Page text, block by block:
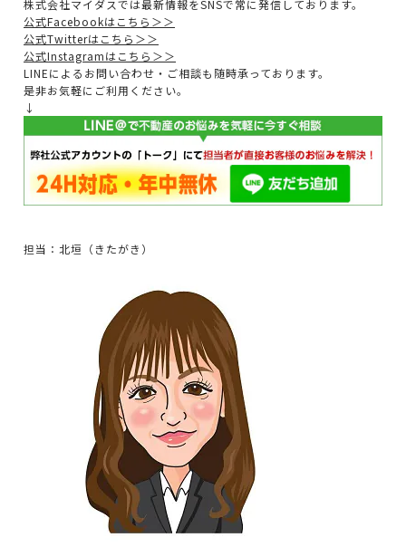
株式会社マイダスでは最新情報をSNSで常に発信しております。
公式Facebookはこちら＞＞
公式Twitterはこちら＞＞
公式Instagramはこちら＞＞
LINEによるお問い合わせ・ご相談も随時承っております。
是非お気軽にご利用ください。
↓
担当：北垣（きたがき）